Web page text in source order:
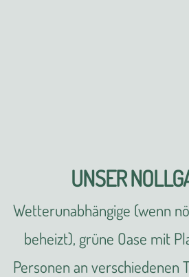
UNSER
Wetterunabhängige (wenn
beheizt), grüne Oase mit
Personen an verschiedenen